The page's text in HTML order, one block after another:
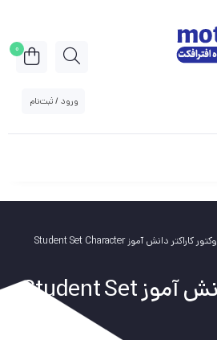
ورود / ثبت‌نام
0
وکتور کاراکتر دانش آموز Student Set Character
وکتور کاراکتر دانش آموز Student Set